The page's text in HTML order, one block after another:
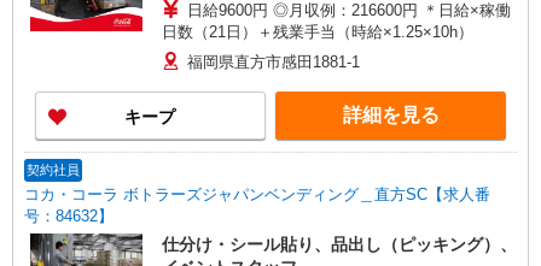
日給9600円 ◎月収例：216600円 ＊日給×稼働
日数（21日）＋残業手当（時給×1.25×10h）
福岡県直方市感田1881-1
キープ 詳細を見る
契約社員
コカ・コーラ ボトラーズジャパンベンディング＿直方SC【求人番
号：84632】
仕分け・シール貼り、品出し（ピッキング）、